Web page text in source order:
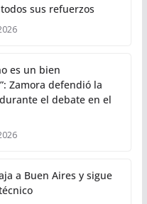
sus refuerzos
es un bien
Zamora defendió la
el debate en el
a Buen Aires y sigue